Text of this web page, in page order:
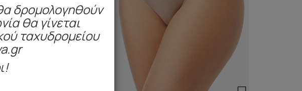
δρομολογηθούν
θα γίνεται
ταχυδρομείου